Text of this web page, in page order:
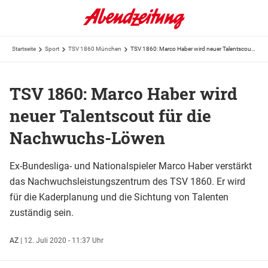
Startseite Sport TSV 1860 München
TSV 1860: Marco Haber wird
neuer Talentscout für die
Nachwuchs-Löwen
Ex-Bundesliga- und Nationalspieler Marco Haber verstärkt
das Nachwuchsleistungszentrum des TSV 1860. Er wird
für die Kaderplanung und die Sichtung von Talenten
zuständig sein.
AZ | 12. Juli 2020 - 11:37 Uhr